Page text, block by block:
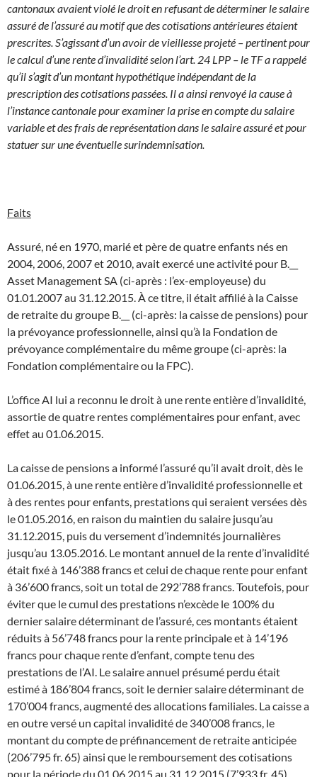
cantonaux avaient violé le droit en refusant de déterminer le salaire
assuré de l’assuré au motif que des cotisations antérieures étaient
prescrites. S’agissant d’un avoir de vieillesse projeté – pertinent pour
le calcul d’une rente d’invalidité selon l’art. 24 LPP – le TF a rappelé
qu’il s’agit d’un montant hypothétique indépendant de la
prescription des cotisations passées. Il a ainsi renvoyé la cause à
l’instance cantonale pour examiner la prise en compte du salaire
variable et des frais de représentation dans le salaire assuré et pour
statuer sur une éventuelle surindemnisation.
Faits
Assuré, né en 1970, marié et père de quatre enfants nés en
2004, 2006, 2007 et 2010, avait exercé une activité pour B.__
Asset Management SA (ci-après : l’ex-employeuse) du
01.01.2007 au 31.12.2015. À ce titre, il était affilié à la Caisse
de retraite du groupe B.__ (ci-après: la caisse de pensions) pour
la prévoyance professionnelle, ainsi qu’à la Fondation de
prévoyance complémentaire du même groupe (ci-après: la
Fondation complémentaire ou la FPC).
L’office AI lui a reconnu le droit à une rente entière d’invalidité,
assortie de quatre rentes complémentaires pour enfant, avec
effet au 01.06.2015.
La caisse de pensions a informé l’assuré qu’il avait droit, dès le
01.06.2015, à une rente entière d’invalidité professionnelle et
à des rentes pour enfants, prestations qui seraient versées dès
le 01.05.2016, en raison du maintien du salaire jusqu’au
31.12.2015, puis du versement d’indemnités journalières
jusqu’au 13.05.2016. Le montant annuel de la rente d’invalidité
était fixé à 146’388 francs et celui de chaque rente pour enfant
à 36’600 francs, soit un total de 292’788 francs. Toutefois, pour
éviter que le cumul des prestations n’excède le 100% du
dernier salaire déterminant de l’assuré, ces montants étaient
réduits à 56’748 francs pour la rente principale et à 14’196
francs pour chaque rente d’enfant, compte tenu des
prestations de l’AI. Le salaire annuel présumé perdu était
estimé à 186’804 francs, soit le dernier salaire déterminant de
170’004 francs, augmenté des allocations familiales. La caisse a
en outre versé un capital invalidité de 340’008 francs, le
montant du compte de préfinancement de retraite anticipée
(206’795 fr. 65) ainsi que le remboursement des cotisations
pour la période du 01.06.2015 au 31.12.2015 (7’933 fr. 45).